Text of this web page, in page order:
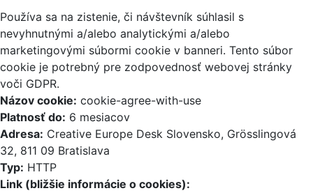
Používa sa na zistenie, či návštevník súhlasil s
nevyhnutnými a/alebo analytickými a/alebo
marketingovými súbormi cookie v banneri. Tento súbor
cookie je potrebný pre zodpovednosť webovej stránky
voči GDPR.
Názov cookie: cookie-agree-with-use
Platnosť do: 6 mesiacov
Adresa: Creative Europe Desk Slovensko, Grösslingová
32, 811 09 Bratislava
Typ: HTTP
Link (bližšie informácie o cookies):